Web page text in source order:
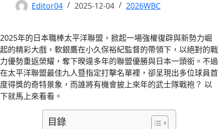
Editor04 2025-12-04 2026WBC
2025年的日本職棒太平洋聯盟，掀起一場強權復辟與新勢力崛
起的精彩大戲，軟銀鷹在小久保裕紀監督的帶領下，以絕對的戰
力優勢重返榮耀，奪下暌違多年的聯盟優勝與日本一頭銜。不過
在太平洋聯盟最佳九人暨指定打擊名單裡，卻呈現出多位球員首
度得獎的奇特景象，而誰將有機會披上來年的武士隊戰袍？ 以
下就馬上來看看。
目錄